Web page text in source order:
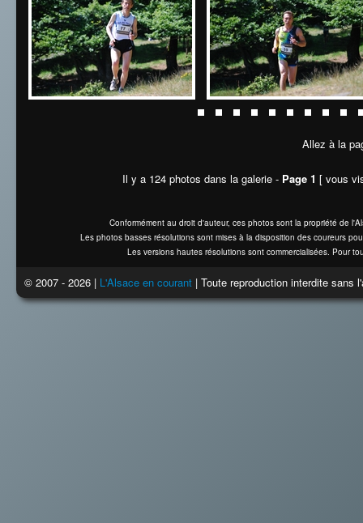
Allez à la
Il y a 124 photos dans la galerie - Page 1 [ vous
Conformément au droit d'auteur, ces photos sont la propriété de
Les photos basses résolutions sont mises à la disposition des coureurs
Les versions hautes résolutions sont commercialisées. Pour
© 2007 - 2026 | L'Alsace en courant | Toute reproduction interdite sans